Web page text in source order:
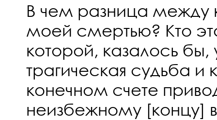
В чем разница между
моей смертью? Кто
которой, казалось бы,
трагическая судьба и
конечном счете
неизбежному [концу]